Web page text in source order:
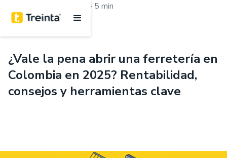
. 5 min
¿Vale la pena abrir una ferretería en
Colombia en 2025? Rentabilidad,
consejos y herramientas clave